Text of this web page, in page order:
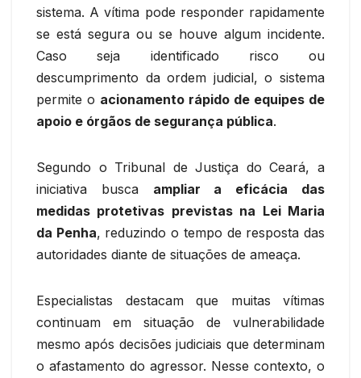
sistema. A vítima pode responder rapidamente
se está segura ou se houve algum incidente.
Caso seja identificado risco ou
descumprimento da ordem judicial, o sistema
permite o acionamento rápido de equipes de
apoio e órgãos de segurança pública.
Segundo o Tribunal de Justiça do Ceará, a
iniciativa busca ampliar a eficácia das
medidas protetivas previstas na Lei Maria
da Penha, reduzindo o tempo de resposta das
autoridades diante de situações de ameaça.
Especialistas destacam que muitas vítimas
continuam em situação de vulnerabilidade
mesmo após decisões judiciais que determinam
o afastamento do agressor. Nesse contexto, o